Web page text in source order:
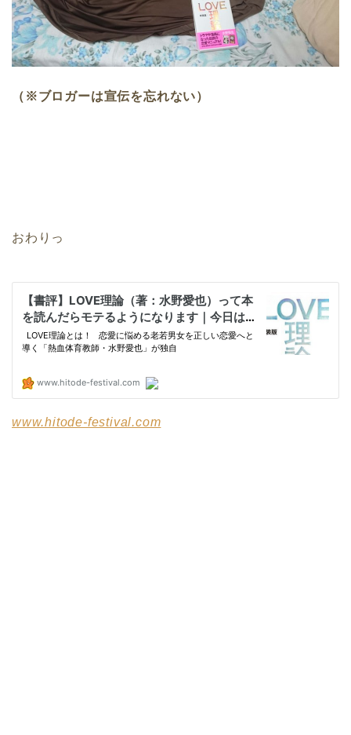
（※ブロガーは宣伝を忘れない）
おわりっ
www.hitode-festival.com